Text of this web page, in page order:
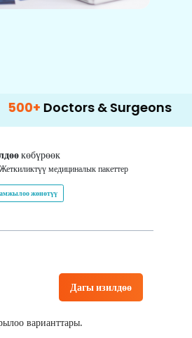
& Surgeons 14+
көбүрөөк
Жеткиликтүү медициналык пакеттер
жөнөтүү
Дагы изилдөө
варианттары.